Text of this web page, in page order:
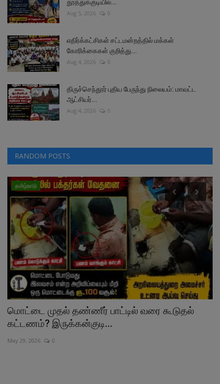
தூத்துக்குடியில்...
Aug 5, 2026 0
எதிர்க்கட்சிகள் சட்டமன்றத்தில் மக்கள்
கோரிக்கைகள் குறித்து...
Aug 4, 2026 0
திருச்செந்தூர் புதிய பேருந்து நிலையம்: மாவட்ட
ஆட்சியர்...
Aug 4, 2026 0
RANDOM POSTS
தமிழ்நாடு
மொட்டை முதல் தண்ணீர் பாட்டில் வரை கூடுதல்
கட்டணம்? இருக்கன்குடி...
May 29, 2026 0